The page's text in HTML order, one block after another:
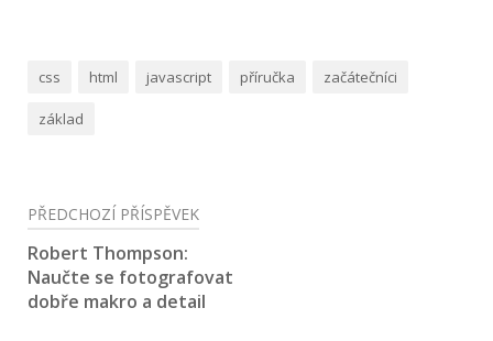
css html javascript příručka začátečníci
základ
Navigace
pro
příspěvek
PŘEDCHOZÍ PŘÍSPĚVEK
Robert Thompson:
Naučte se fotografovat
dobře makro a detail